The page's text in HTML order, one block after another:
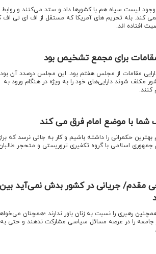
لیست سیاه هم با کشورها داد و ستد می‌کنند و روابط
کند. بله تحریم های آمریکا که مستقل از اف ای تی اف
افتاده اند.
برای مجمع تشخیص بود
مقامات از مجلس هفتم بود. این مجلس درصدد آن
مکلف شوند دارایی‌های خود را به ویژه در هنگام ورود به
با موضع امام فرق می کند
حکمرانی را داشته باشیم و کار به جائی نرسد که
اسلامی با گروه تکفیری تروریستی و متحجر
مقدم/ جریانی در کشور بدش نمی‌آید بین
رهبری را نسبت به زنان باور ندارند ؛همچنان
را در عرصه مسائل سیاسی مشارکت ندهند و حتی به